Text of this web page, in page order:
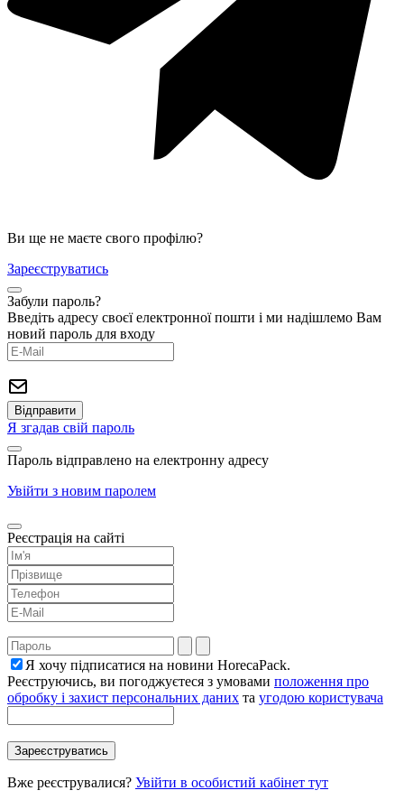
Ви ще не маєте свого профілю?
Зареєструватись
Забули пароль?
Введіть адресу своєї електронної пошти і ми надішлемо Вам
новий пароль для входу
Я згадав свій пароль
Пароль відправлено на електронну адресу
Увійти з новим паролем
Реєстрація на сайті
Я хочу підписатися на новини HorecaPack.
Реєструючись, ви погоджуєтеся з умовами положення про
обробку і захист персональних даних та угодою користувача
Вже реєструвалися? Увійти в особистий кабінет тут